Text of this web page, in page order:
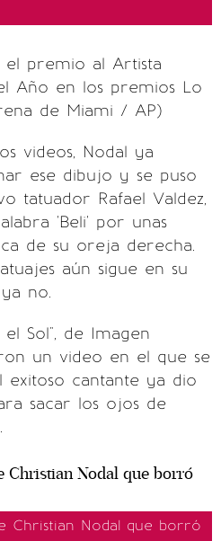
el premio al Artista
Año en los premios Lo
de Miami / AP)
videos, Nodal ya
ese dibujo y se puso
tatuador Rafael Valdez,
'Beli' por unas
de su oreja derecha.
aún sigue en su
no.
Sol", de Imagen
un video en el que se
cantante ya dio
sacar los ojos de
Christian Nodal que borró